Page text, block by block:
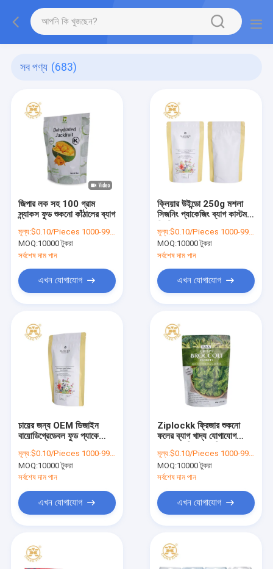
সব পণ্য (683)
জিপার লক সহ 100 গ্রাম
স্ন্যাকস ফুড শুকনো কাঁঠালের ব্যাগ
মূল্য:$0.10/Pieces 1000-99999 Pieces
MOQ:10000 টুকরা
সর্বশেষ দাম পান
এখন যোগাযোগ
ক্লিয়ার উইন্ডো 250g মশলা
সিজনিং প্যাকেজিং ব্যাগ কাস্টম
মূল্য:$0.10/Pieces 1000-99999 Pieces
MOQ:10000 টুকরা
সর্বশেষ দাম পান
এখন যোগাযোগ
চায়ের জন্য OEM ডিজাইন
বায়োডিগ্রেডেবল ফুড প্যাকেজিং
মূল্য:$0.10/Pieces 1000-99999 Pieces
MOQ:10000 টুকরা
সর্বশেষ দাম পান
এখন যোগাযোগ
Ziplockk ফ্রিজার শুকনো
ফলের ব্যাগ খাদ্য যোগাযোগ
মূল্য:$0.10/Pieces 1000-99999 Pieces
MOQ:10000 টুকরা
সর্বশেষ দাম পান
এখন যোগাযোগ